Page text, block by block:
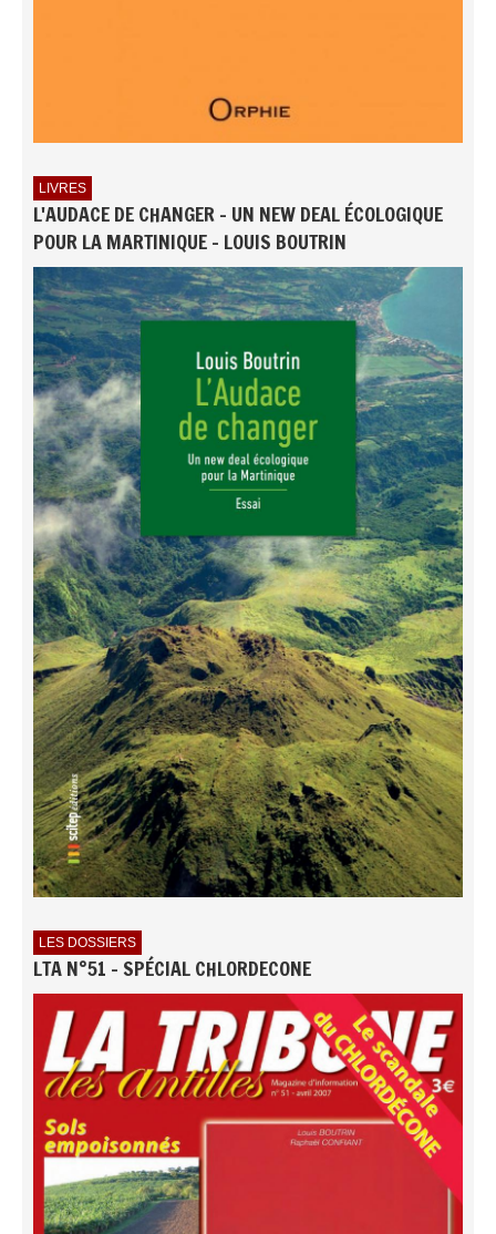
LIVRES
L'AUDACE DE CHANGER - UN NEW DEAL ÉCOLOGIQUE
POUR LA MARTINIQUE - LOUIS BOUTRIN
LES DOSSIERS
LTA N°51 - SPÉCIAL CHLORDECONE